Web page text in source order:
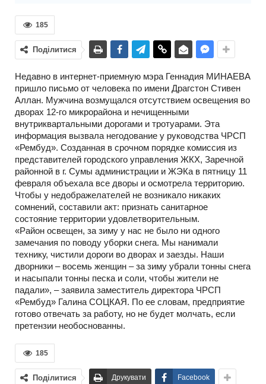
185
Поділитися
Недавно в интернет-приемную мэра Геннадия МИНАЕВА
пришло письмо от человека по имени Драгстон Стивен
Аллан. Мужчина возмущался отсутствием освещения во
дворах 12-го микрорайона и нечищенными
внутриквартальными дорогами и тротуарами. Эта
информация вызвала негодование у руководства ЧРСП
«Рембуд». Созданная в срочном порядке комиссия из
представителей городского управления ЖКХ, Заречной
районной в г. Сумы администрации и ЖЭКа в пятницу 11
февраля объехала все дворы и осмотрела территорию.
Чтобы у недображелателей не возникало никаких
сомнений, составили акт: признать санитарное
состояние территории удовлетворительным.
«Район освещен, за зиму у нас не было ни одного
замечания по поводу уборки снега. Мы нанимали
технику, чистили дороги во дворах и заезды. Наши
дворники – восемь женщин – за зиму убрали тонны снега
и насыпали тонны песка и соли, чтобы жители не
падали», – заявила заместитель директора ЧРСП
«Рембуд» Галина СОЦКАЯ. По ее словам, предприятие
готово отвечать за работу, но не будет молчать, если
претензии необоснованны.
185
Поділитися Друкувати Facebook